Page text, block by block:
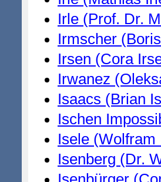
Irle (Prof. Dr.
Irmscher
Irsen (Cora
Irwanez
Isaacs (Brian
Ischen
Isele (Wolfram
Isenberg (Dr.